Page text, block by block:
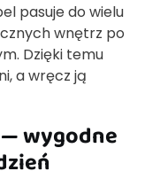
pasuje do wielu
wnętrz po
Dzięki temu
a wręcz ją
— wygodne